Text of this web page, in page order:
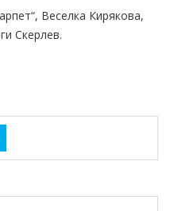
Веселка Кирякова,
Скерлев.